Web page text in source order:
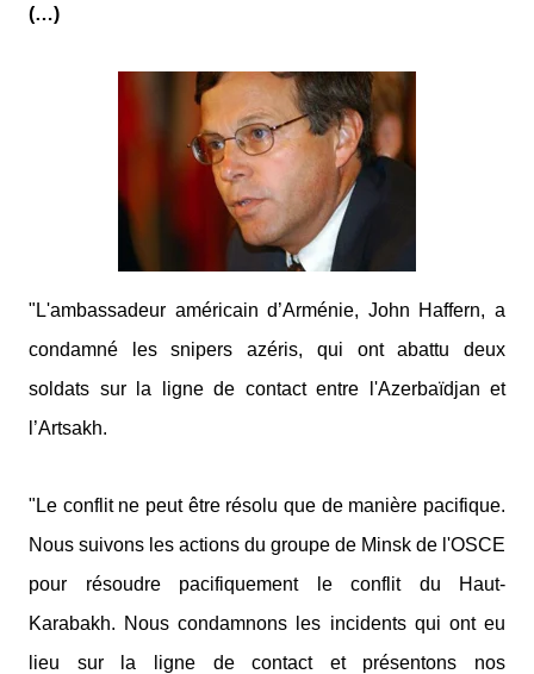
(…)
"L'ambassadeur américain d’Arménie, John Haffern, a
condamné les snipers azéris, qui ont abattu deux
soldats sur la ligne de contact entre l'Azerbaïdjan et
l’Artsakh.
"Le conflit ne peut être résolu que de manière pacifique.
Nous suivons les actions du groupe de Minsk de l'OSCE
pour résoudre pacifiquement le conflit du Haut-
Karabakh. Nous condamnons les incidents qui ont eu
lieu sur la ligne de contact et présentons nos